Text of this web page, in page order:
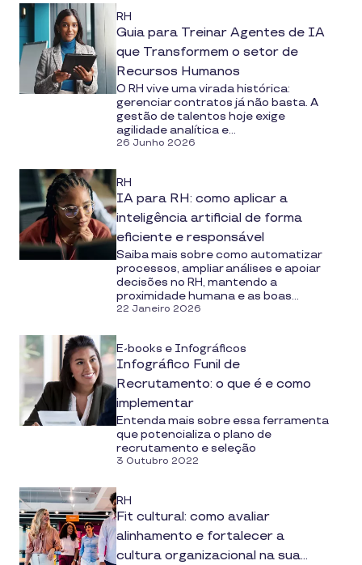
RH
Guia para Treinar Agentes de IA
que Transformem o setor de
Recursos Humanos
O RH vive uma virada histórica:
gerenciar contratos já não basta. A
gestão de talentos hoje exige
agilidade analítica e...
26 Junho 2026
RH
IA para RH: como aplicar a
inteligência artificial de forma
eficiente e responsável
Saiba mais sobre como automatizar
processos, ampliar análises e apoiar
decisões no RH, mantendo a
proximidade humana e as boas...
22 Janeiro 2026
E-books e Infográficos
Infográfico Funil de
Recrutamento: o que é e como
implementar
Entenda mais sobre essa ferramenta
que potencializa o plano de
recrutamento e seleção
3 Outubro 2022
RH
Fit cultural: como avaliar
alinhamento e fortalecer a
cultura organizacional na sua